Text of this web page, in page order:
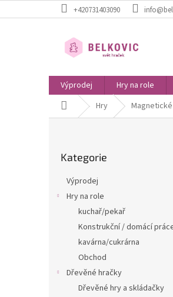
na
+420731403090
Výprodej Hry na role
Domů Hry
kategorie
Kategorie
Výprodej
Hry na role
kuchař/pekař
Konstrukční / domácí
kavárna/cukrárna
Obchod
Dřevěné hračky
Dřevěné hry a skládačky